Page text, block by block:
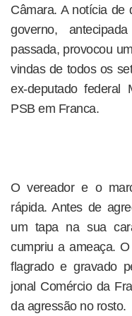
Câmara. A notícia de
governo,
passada, provocou
vindas de todos os
ex-deputado federal
PSB em Franca.
O vereador e o
rápida. Antes de
um tapa na sua
cumpriu a ameaça.
flagrado e gravado
jonal Comércio da
da agressão no rosto.